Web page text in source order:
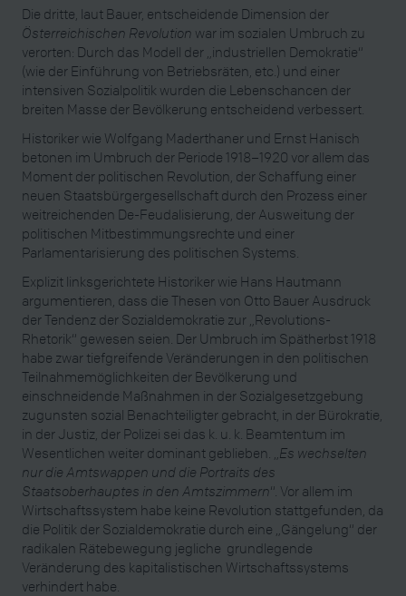
Die dritte, laut Bauer, entscheidende Dimension der
Österreichischen Revolution war im sozialen Umbruch zu
verorten: Durch das Modell der „industriellen Demokratie“
(wie der Einführung von Betriebsräten, etc.) und einer
intensiven Sozialpolitik wurden die Lebenschancen der
breiten Masse der Bevölkerung entscheidend verbessert.
Historiker wie Wolfgang Maderthaner und Ernst Hanisch
betonen im Umbruch der Periode 1918–1920 vor allem das
Moment der politischen Revolution, der Schaffung einer
neuen Staatsbürgergesellschaft durch den Prozess einer
weitreichenden De-Feudalisierung, der Ausweitung der
politischen Mitbestimmungsrechte und einer
Parlamentarisierung des politischen Systems.
Explizit linksgerichtete Historiker wie Hans Hautmann
argumentieren, dass die Thesen von Otto Bauer Ausdruck
der Tendenz der Sozialdemokratie zur „Revolutions-
Rhetorik“ gewesen seien. Der Umbruch im Spätherbst 1918
habe zwar tiefgreifende Veränderungen in den politischen
Teilnahmemöglichkeiten der Bevölkerung und
einschneidende Maßnahmen in der Sozialgesetzgebung
zugunsten sozial Benachteiligter gebracht, in der Bürokratie,
in der Justiz, der Polizei sei das k. u. k. Beamtentum im
Wesentlichen weiter dominant geblieben. „Es wechselten
nur die Amtswappen und die Portraits des
Staatsoberhauptes in den Amtszimmern“. Vor allem im
Wirtschaftssystem habe keine Revolution stattgefunden, da
die Politik der Sozialdemokratie durch eine „Gängelung“ der
radikalen Rätebewegung jegliche grundlegende
Veränderung des kapitalistischen Wirtschaftssystems
verhindert habe.